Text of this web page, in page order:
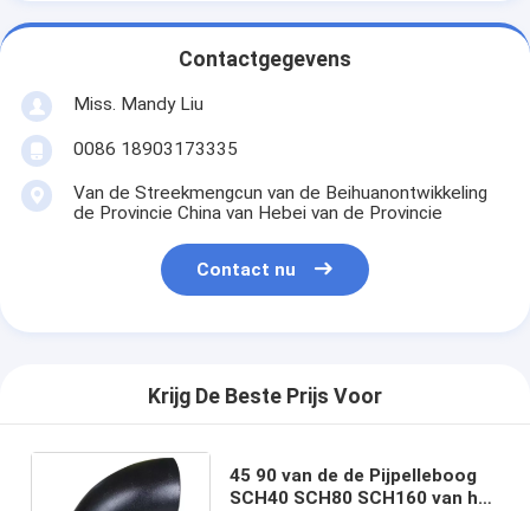
Contactgegevens
Miss. Mandy Liu
0086 18903173335
Van de Streekmengcun van de Beihuanontwikkeling
de Provincie China van Hebei van de Provincie
Contact nu
Krijg De Beste Prijs Voor
45 90 van de de Pijpelleboog
SCH40 SCH80 SCH160 van het